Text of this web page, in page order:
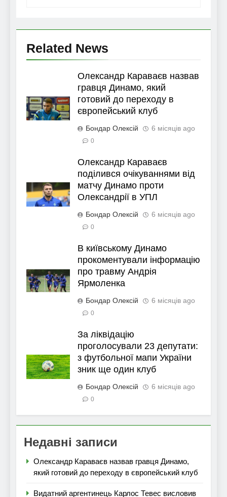
Related News
Олександр Караваєв назвав
гравця Динамо, який
готовий до переходу в
європейський клуб
Бондар Олексій 6 місяців ago
0
Олександр Караваєв
поділився очікуваннями від
матчу Динамо проти
Олександрії в УПЛ
Бондар Олексій 6 місяців ago
0
В київському Динамо
прокоментували інформацію
про травму Андрія
Ярмоленка
Бондар Олексій 6 місяців ago
0
За ліквідацію
проголосували 23 депутати:
з футбольної мапи України
зник ще один клуб
Бондар Олексій 6 місяців ago
0
Недавні записи
Олександр Караваєв назвав гравця Динамо,
який готовий до переходу в європейський клуб
Видатний аргентинець Карлос Тевес висловив